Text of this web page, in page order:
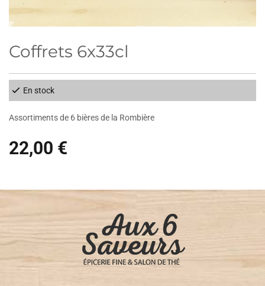
Coffrets 6x33cl
En stock
Assortiments de 6 bières de la Rombière
22,00 €